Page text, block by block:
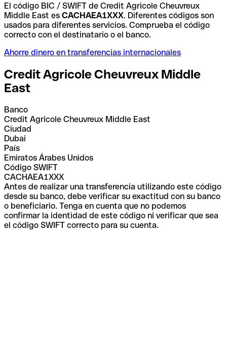
El código BIC / SWIFT de Credit Agricole Cheuvreux
Middle East es CACHAEA1XXX. Diferentes códigos son
usados para diferentes servicios. Comprueba el código
correcto con el destinatario o el banco.
Ahorre dinero en transferencias internacionales
Credit Agricole Cheuvreux Middle
East
Banco
Credit Agricole Cheuvreux Middle East
Ciudad
Dubai
País
Emiratos Árabes Unidos
Código SWIFT
CACHAEA1XXX
Antes de realizar una transferencia utilizando este código
desde su banco, debe verificar su exactitud con su banco
o beneficiario. Tenga en cuenta que no podemos
confirmar la identidad de este código ni verificar que sea
el código SWIFT correcto para su cuenta.